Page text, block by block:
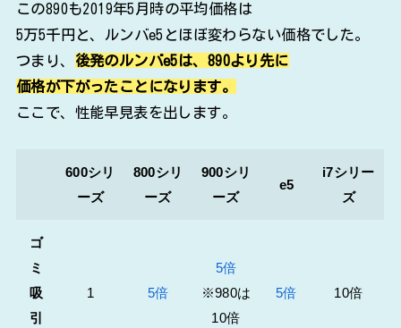
この890も2019年5月時の平均価格は
5万5千円と、ルンバe5とほぼ変わらない価格でした。
つまり、 後発のルンバe5は、890より先に
価格が下がったことになります。
ここで、性能早見表を出します。
600シリ
ーズ
800シリ
ーズ
900シリ
ーズ
e5
i7シリー
ズ
ゴ
ミ
吸
引
1 5倍
5倍
※980は
10倍
5倍 10倍